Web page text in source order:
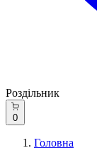
Роздільник
0
Головна